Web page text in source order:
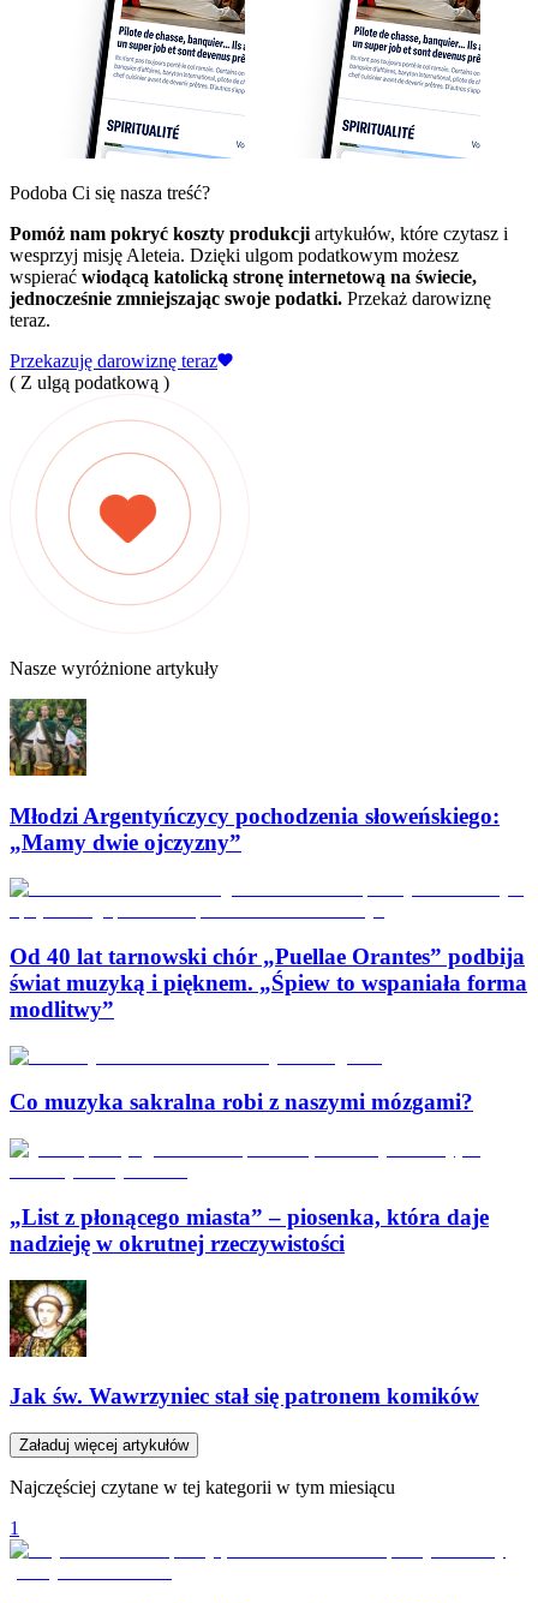
Podoba Ci się nasza treść?
Pomóż nam pokryć koszty produkcji artykułów, które czytasz i
wesprzyj misję Aleteia. Dzięki ulgom podatkowym możesz
wspierać wiodącą katolicką stronę internetową na świecie,
jednocześnie zmniejszając swoje podatki. Przekaż darowiznę
teraz.
Przekazuję darowiznę teraz
( Z ulgą podatkową )
Nasze wyróżnione artykuły
Młodzi Argentyńczycy pochodzenia słoweńskiego:
„Mamy dwie ojczyzny”
Od 40 lat tarnowski chór „Puellae Orantes” podbija
świat muzyką i pięknem. „Śpiew to wspaniała forma
modlitwy”
Co muzyka sakralna robi z naszymi mózgami?
„List z płonącego miasta” – piosenka, która daje
nadzieję w okrutnej rzeczywistości
Jak św. Wawrzyniec stał się patronem komików
Załaduj więcej artykułów
Najczęściej czytane w tej kategorii w tym miesiącu
1